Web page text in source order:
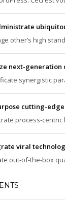
other’s high
next-generation
synergistic
cutting-
process-centric
viral
out-of-the-box